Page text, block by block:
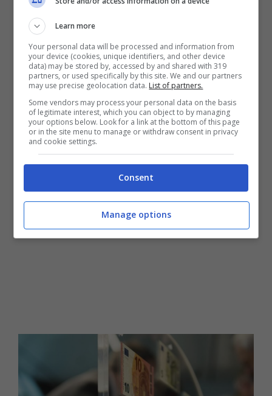
presso i centri pubblici per l’impiego;
Devono star svolgendo il
civile nazionale.
Se i figli di un nucleo familiare soddisfano
almeno uno di questi requisiti, in nucleo
familiare può richiedere l’assegno unicofino
al compimento dei 21
Learn more
Your personal data will be processed and information from
your device (cookies, unique identifiers, and other device
data) may be stored by, accessed by and shared with 319
partners, or used specifically by this site. We and our partners
may use precise geolocation data. List of partners.
Some vendors may process your personal data on the basis
of legitimate interest, which you can object to by managing
your options below. Look for a link at the bottom of this page
or in the site menu to manage or withdraw consent in privacy
and cookie settings.
Consent
Manage options